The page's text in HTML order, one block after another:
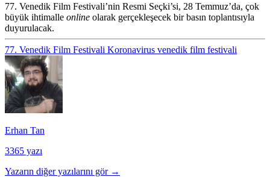
77. Venedik Film Festivali’nin Resmi Seçki’si, 28 Temmuz’da, çok
büyük ihtimalle online olarak gerçekleşecek bir basın toplantısıyla
duyurulacak.
77. Venedik Film Festivali Koronavirus venedik film festivali
Erhan Tan
3365 yazı
Yazarın diğer yazılarını gör →